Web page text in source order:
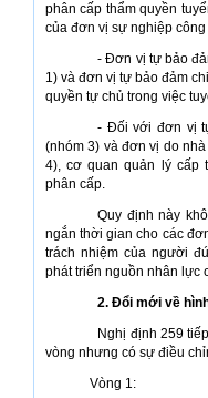
phân cấp thẩm quyền
của đơn vị sự nghiệp
- Đơn vị tự bảo
1) và đơn vị tự bảo đảm
quyền tự chủ trong việc
- Đối với đơn vị
(nhóm 3) và đơn vị do
4), cơ quan quản lý cấp
phân cấp.
Quy định này
ngắn thời gian cho các
trách nhiệm của người
phát triển nguồn nhân lực
2. Đổi mới về
Nghị định 259
vòng nhưng có sự điều
Vòng 1: